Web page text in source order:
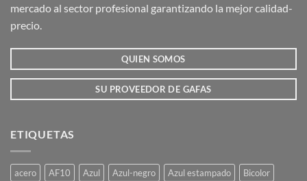
elegir
de
producto
elegir
de
mercado al sector profesional garantizando la mejor calidad-
precio.
QUIEN SOMOS
SU PROVEEDOR DE GAFAS
ETIQUETAS
acero AF10 Azul Azul-negro Azul estampado
Bicolor